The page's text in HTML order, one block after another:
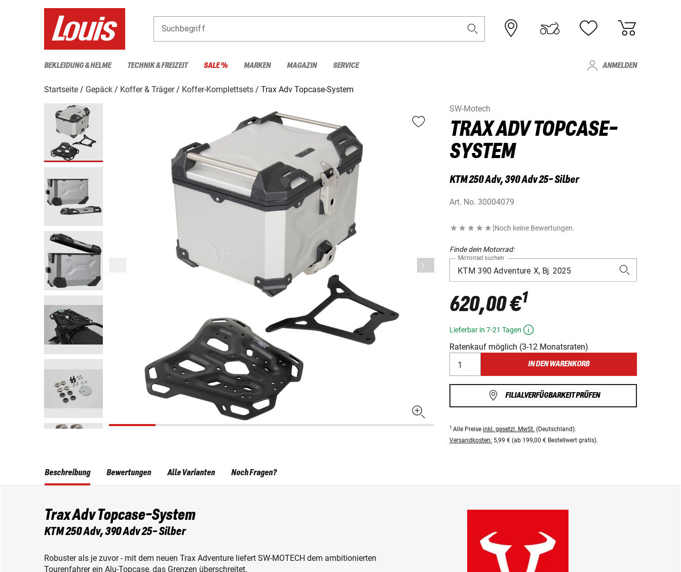
Suchbegriff
BEKLEIDUNG & HELME TECHNIK & FREIZEIT SALE % MARKEN MAGAZIN SERVICE ANMELDEN
Startseite Gepäck Koffer & Träger Koffer-Komplettsets
Trax Adv Topcase-System
SW-Motech
TRAX ADV TOPCASE-
SYSTEM
KTM 250 Adv, 390 Adv 25- Silber
Art. No. 30004079
|Noch keine Bewertungen.
Finde dein Motorrad:
Motorrad suchen
620,00 €1
Lieferbar in 7-21 Tagen
Ratenkauf möglich (3-12 Monatsraten)
IN DEN WARENKORB
FILIALVERFÜGBARKEIT PRÜFEN
1 Alle Preise inkl. gesetzl. MwSt. (Deutschland).
Versandkosten: 5,99 € (ab 199,00 € Bestellwert gratis).
Beschreibung
Trax Adv Topcase-System
KTM 250 Adv, 390 Adv 25- Silber
Robuster als je zuvor - mit dem neuen Trax Adventure liefert SW-MOTECH dem ambitionierten
Tourenfahrer ein Alu-Topcase, das Grenzen überschreitet.
Bewertungen Alle Varianten Noch Fragen?